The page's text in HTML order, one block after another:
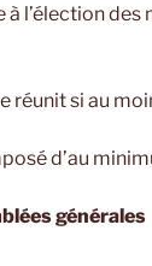
l’élection
réunit si au
d’au
générales